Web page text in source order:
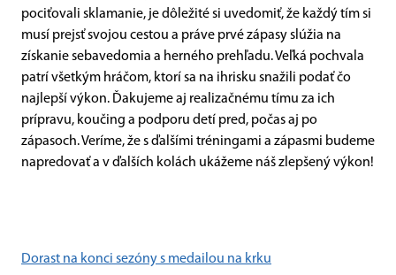
pociťovali sklamanie, je dôležité si uvedomiť, že každý tím si
musí prejsť svojou cestou a práve prvé zápasy slúžia na
získanie sebavedomia a herného prehľadu. Veľká pochvala
patrí všetkým hráčom, ktorí sa na ihrisku snažili podať čo
najlepší výkon. Ďakujeme aj realizačnému tímu za ich
prípravu, koučing a podporu detí pred, počas aj po
zápasoch. Veríme, že s ďalšími tréningami a zápasmi budeme
napredovať a v ďalších kolách ukážeme náš zlepšený výkon!
Dorast na konci sezóny s medailou na krku